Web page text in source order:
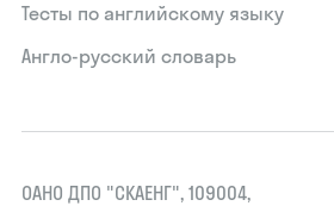
Тесты по английскому языку
Англо-русский словарь
ОАНО ДПО "СКАЕНГ", 109004,